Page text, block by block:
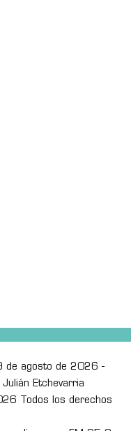
de agosto de 2026 -
Julián Etchevarria
Todos los derechos